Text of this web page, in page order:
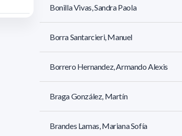
Bonilla Vivas, Sandra Paola
Borra Santarcieri, Manuel
Borrero Hernandez, Armando Alexis
Braga González, Martín
Brandes Lamas, Mariana Sofía